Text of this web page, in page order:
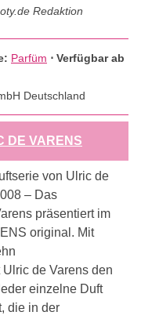
Redaktion
Parfüm ⋅ Verfügbar ab
Deutschland
DE VARENS
von Ulric de
– Das
präsentiert im
original. Mit
de Varens den
einzelne Duft
die in der